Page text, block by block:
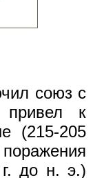
союз с
привел к
(215-205
до н. э.)